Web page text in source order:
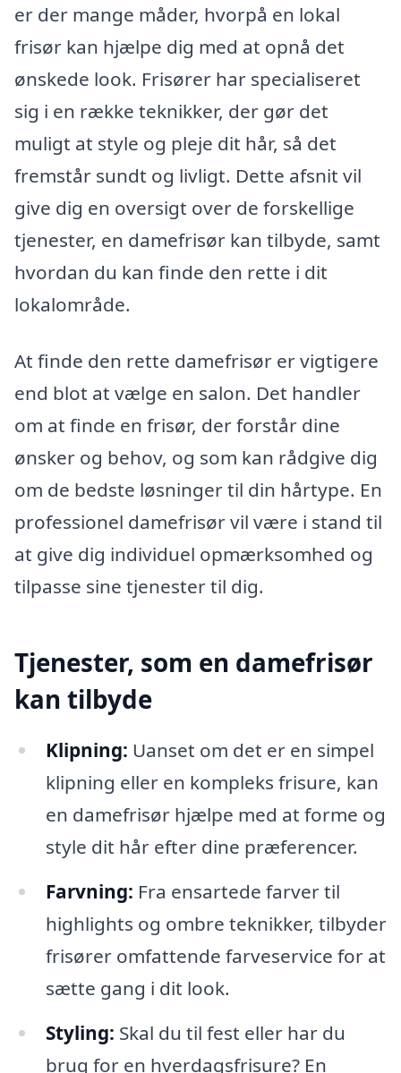
er der mange måder, hvorpå en lokal
frisør kan hjælpe dig med at opnå det
ønskede look. Frisører har specialiseret
sig i en række teknikker, der gør det
muligt at style og pleje dit hår, så det
fremstår sundt og livligt. Dette afsnit vil
give dig en oversigt over de forskellige
tjenester, en damefrisør kan tilbyde, samt
hvordan du kan finde den rette i dit
lokalområde.
At finde den rette damefrisør er vigtigere
end blot at vælge en salon. Det handler
om at finde en frisør, der forstår dine
ønsker og behov, og som kan rådgive dig
om de bedste løsninger til din hårtype. En
professionel damefrisør vil være i stand til
at give dig individuel opmærksomhed og
tilpasse sine tjenester til dig.
Tjenester, som en damefrisør
kan tilbyde
Klipning: Uanset om det er en simpel
klipning eller en kompleks frisure, kan
en damefrisør hjælpe med at forme og
style dit hår efter dine præferencer.
Farvning: Fra ensartede farver til
highlights og ombre teknikker, tilbyder
frisører omfattende farveservice for at
sætte gang i dit look.
Styling: Skal du til fest eller har du
brug for en hverdagsfrisure? En